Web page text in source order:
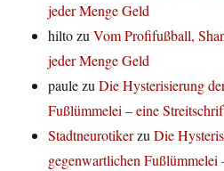
jeder Menge Geld
hiltozuVom Profifußball,
jeder Menge Geld
paulezuDie Hysterisierung
Fußlümmelei – eine
StadtneurotikerzuDie
gegenwartlichen Fußlümmelei